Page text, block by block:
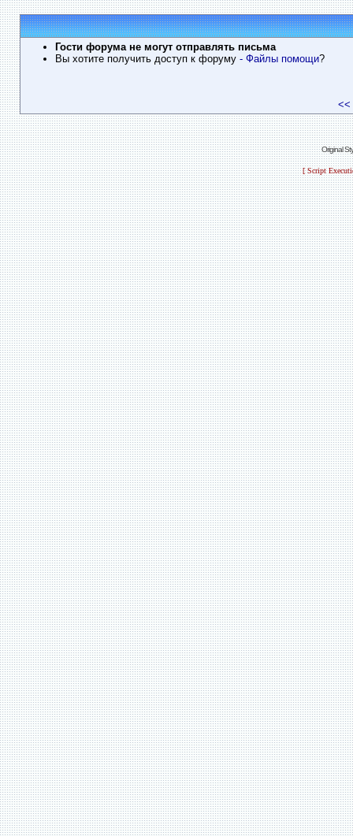
Гости форума не могут отправлять письма
Вы хотите получить доступ к форуму - Файлы помощи?
<<
Original
[ Script